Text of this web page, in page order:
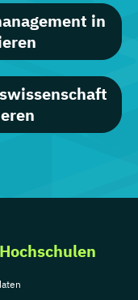
in